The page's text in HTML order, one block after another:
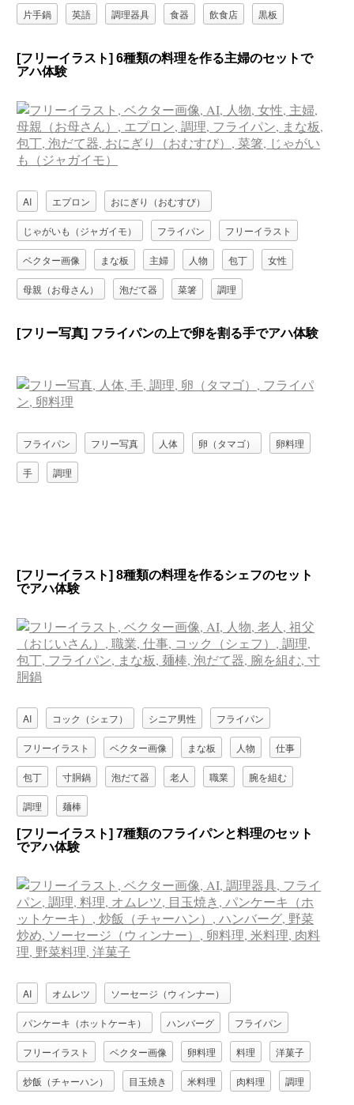
片手鍋 英語 調理器具 食器 飲食店 黒板
[フリーイラスト] 6種類の料理を作る主婦のセットで
アハ体験
AI エプロン おにぎり（おむすび）
じゃがいも（ジャガイモ） フライパン フリーイラスト
ベクター画像 まな板 主婦 人物 包丁 女性
母親（お母さん） 泡だて器 菜箸 調理
[フリー写真] フライパンの上で卵を割る手でアハ体験
フライパン フリー写真 人体 卵（タマゴ） 卵料理
手 調理
[フリーイラスト] 8種類の料理を作るシェフのセット
でアハ体験
AI コック（シェフ） シニア男性 フライパン
フリーイラスト ベクター画像 まな板 人物 仕事
包丁 寸胴鍋 泡だて器 老人 職業 腕を組む
調理 麺棒
[フリーイラスト] 7種類のフライパンと料理のセット
でアハ体験
AI オムレツ ソーセージ（ウィンナー）
パンケーキ（ホットケーキ） ハンバーグ フライパン
フリーイラスト ベクター画像 卵料理 料理 洋菓子
炒飯（チャーハン） 目玉焼き 米料理 肉料理 調理